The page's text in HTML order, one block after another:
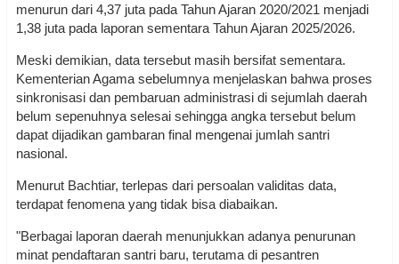
menurun dari 4,37 juta pada Tahun Ajaran 2020/2021 menjadi
1,38 juta pada laporan sementara Tahun Ajaran 2025/2026.
Meski demikian, data tersebut masih bersifat sementara.
Kementerian Agama sebelumnya menjelaskan bahwa proses
sinkronisasi dan pembaruan administrasi di sejumlah daerah
belum sepenuhnya selesai sehingga angka tersebut belum
dapat dijadikan gambaran final mengenai jumlah santri
nasional.
Menurut Bachtiar, terlepas dari persoalan validitas data,
terdapat fenomena yang tidak bisa diabaikan.
"Berbagai laporan daerah menunjukkan adanya penurunan
minat pendaftaran santri baru, terutama di pesantren